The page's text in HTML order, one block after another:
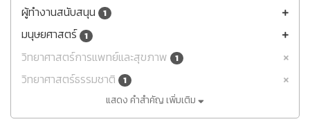
ผู้ทำงานสนับสนุน 1
มนุษยศาสตร์ 1
วิทยาศาสตร์การแพทย์และสุขภาพ 1
วิทยาศาสตร์ธรรมชาติ 1
แสดง คำสำคัญ เพิ่มเติม